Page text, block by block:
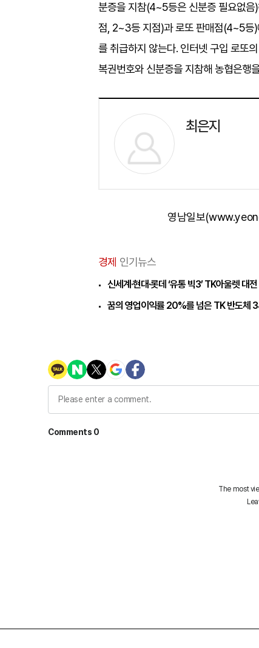
분증을 지참(4~5등은 신분증 필요없음
점, 2~3등 지점)과 로또 판매점(4~5등)
를 취급하지 않는다. 인터넷 구입 로또
복권번호와 신분증을 지참해 농협은행
최은지
영남일보
경제 인기뉴스
신세계·현대·롯데 ‘유통 빅3’ TK아울렛 대
꿈의 영업이익률 20%를 넘은 TK 반도체